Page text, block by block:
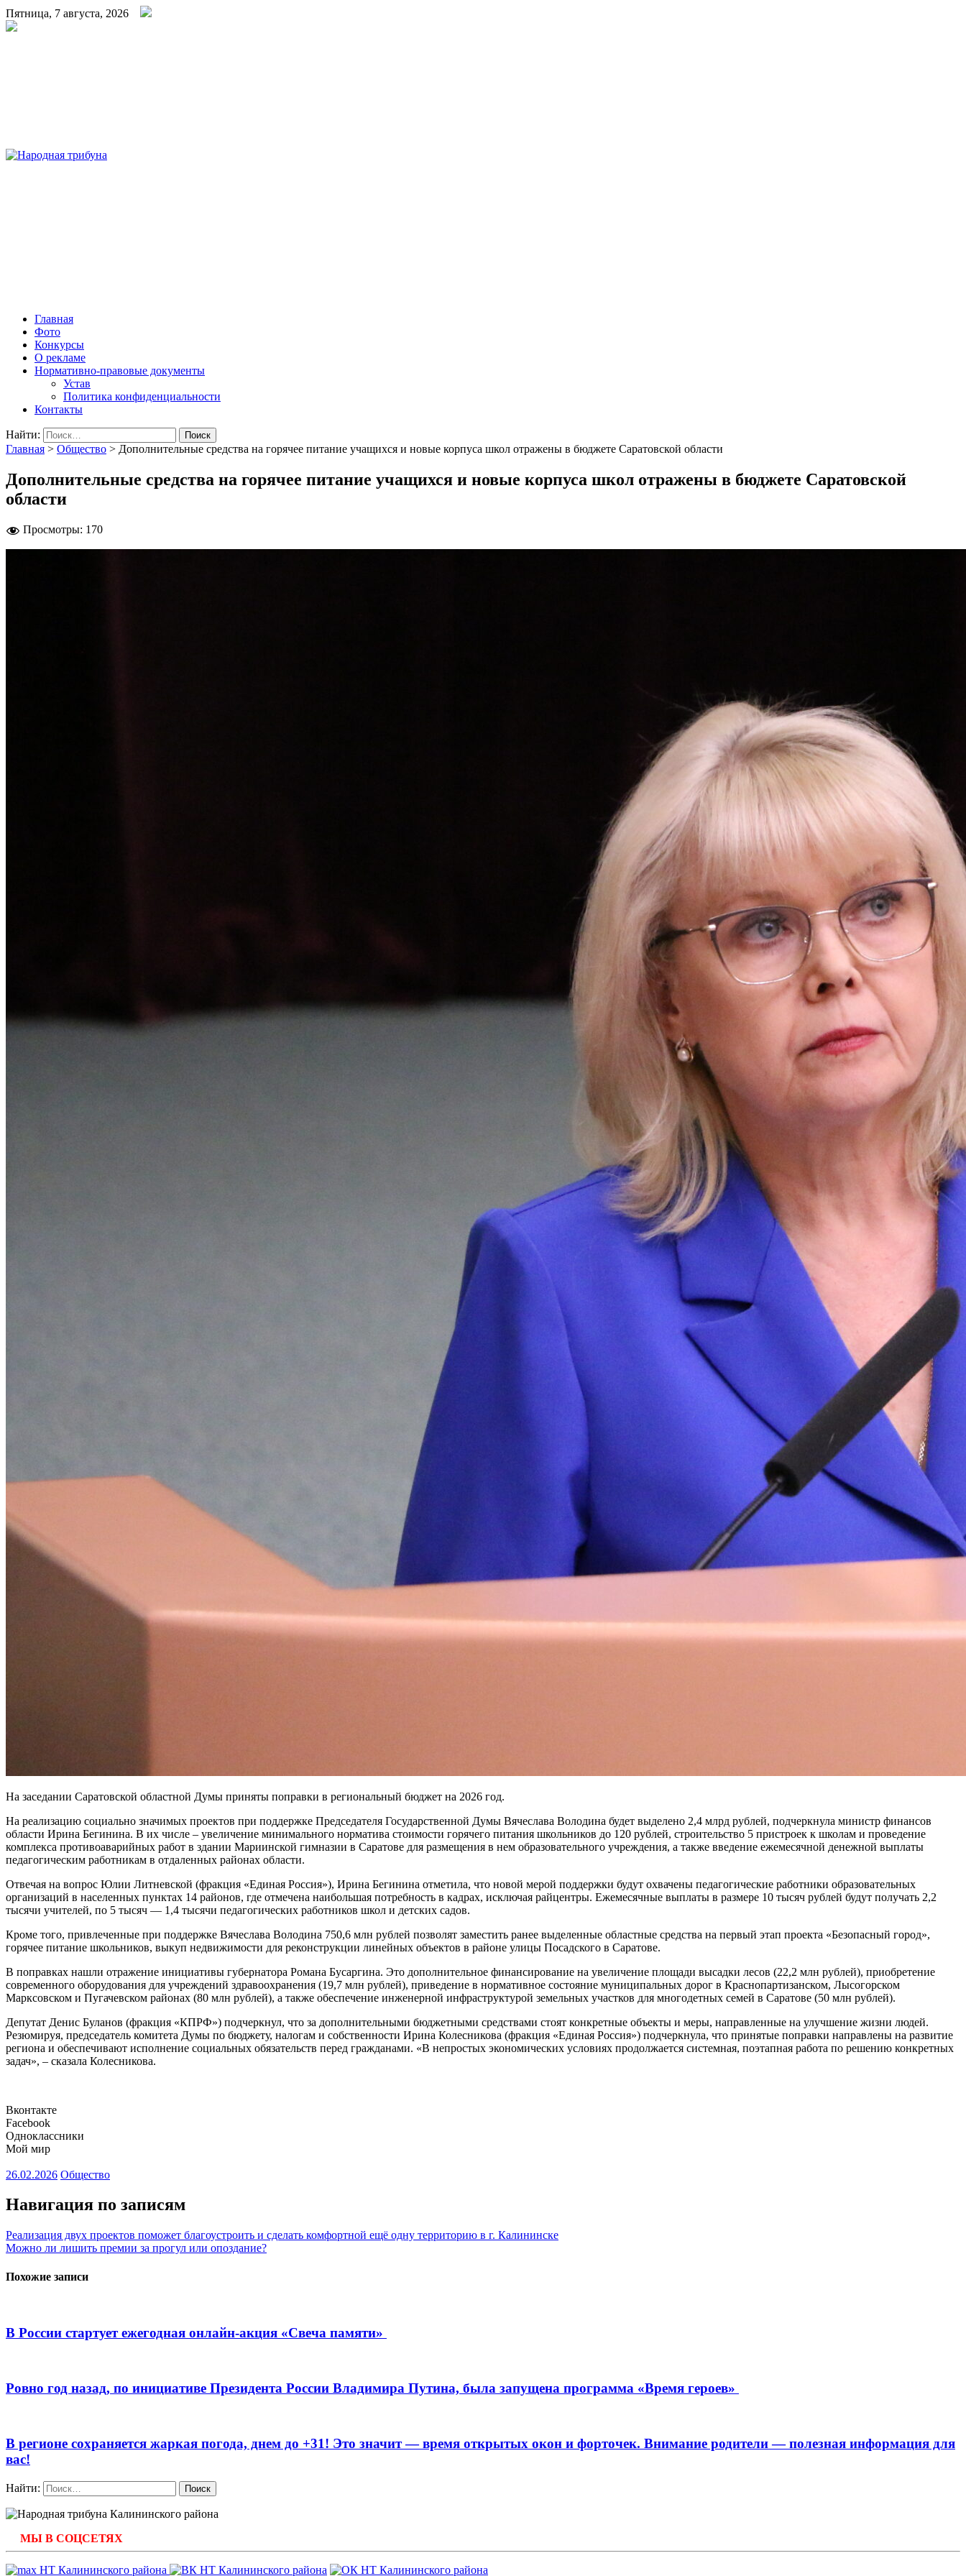
Пятница, 7 августа, 2026
Главная
Фото
Конкурсы
О рекламе
Нормативно-правовые документы
Устав
Политика конфиденциальности
Контакты
Найти:
Главная > Общество > Дополнительные средства на горячее питание учащихся и новые корпуса школ отражены в бюджете Саратовской области
Дополнительные средства на горячее питание учащихся и новые корпуса школ отражены в бюджете Саратовской
области
Просмотры: 170
На заседании Саратовской областной Думы приняты поправки в региональный бюджет на 2026 год.
На реализацию социально значимых проектов при поддержке Председателя Государственной Думы Вячеслава Володина будет выделено 2,4 млрд рублей, подчеркнула министр финансов
области Ирина Бегинина. В их числе – увеличение минимального норматива стоимости горячего питания школьников до 120 рублей, строительство 5 пристроек к школам и проведение
комплекса противоаварийных работ в здании Мариинской гимназии в Саратове для размещения в нем образовательного учреждения, а также введение ежемесячной денежной выплаты
педагогическим работникам в отдаленных районах области.
Отвечая на вопрос Юлии Литневской (фракция «Единая Россия»), Ирина Бегинина отметила, что новой мерой поддержки будут охвачены педагогические работники образовательных
организаций в населенных пунктах 14 районов, где отмечена наибольшая потребность в кадрах, исключая райцентры. Ежемесячные выплаты в размере 10 тысяч рублей будут получать 2,2
тысячи учителей, по 5 тысяч — 1,4 тысячи педагогических работников школ и детских садов.
Кроме того, привлеченные при поддержке Вячеслава Володина 750,6 млн рублей позволят заместить ранее выделенные областные средства на первый этап проекта «Безопасный город»,
горячее питание школьников, выкуп недвижимости для реконструкции линейных объектов в районе улицы Посадского в Саратове.
В поправках нашли отражение инициативы губернатора Романа Бусаргина. Это дополнительное финансирование на увеличение площади высадки лесов (22,2 млн рублей), приобретение
современного оборудования для учреждений здравоохранения (19,7 млн рублей), приведение в нормативное состояние муниципальных дорог в Краснопартизанском, Лысогорском
Марксовском и Пугачевском районах (80 млн рублей), а также обеспечение инженерной инфраструктурой земельных участков для многодетных семей в Саратове (50 млн рублей).
Депутат Денис Буланов (фракция «КПРФ») подчеркнул, что за дополнительными бюджетными средствами стоят конкретные объекты и меры, направленные на улучшение жизни людей.
Резюмируя, председатель комитета Думы по бюджету, налогам и собственности Ирина Колесникова (фракция «Единая Россия») подчеркнула, что принятые поправки направлены на развитие
региона и обеспечивают исполнение социальных обязательств перед гражданами. «В непростых экономических условиях продолжается системная, поэтапная работа по решению конкретных
задач», – сказала Колесникова.
Вконтакте
Facebook
Одноклассники
Мой мир
26.02.2026 Общество
Навигация по записям
Реализация двух проектов поможет благоустроить и сделать комфортной ещё одну территорию в г. Калининске
Можно ли лишить премии за прогул или опоздание?
Похожие записи
В России стартует ежегодная онлайн-акция «Свеча памяти»
Ровно год назад, по инициативе Президента России Владимира Путина, была запущена программа «Время героев»
В регионе сохраняется жаркая погода, днем до +31! Это значит — время открытых окон и форточек. Внимание родители — полезная информация для
вас!
Найти:
МЫ В СОЦСЕТЯХ